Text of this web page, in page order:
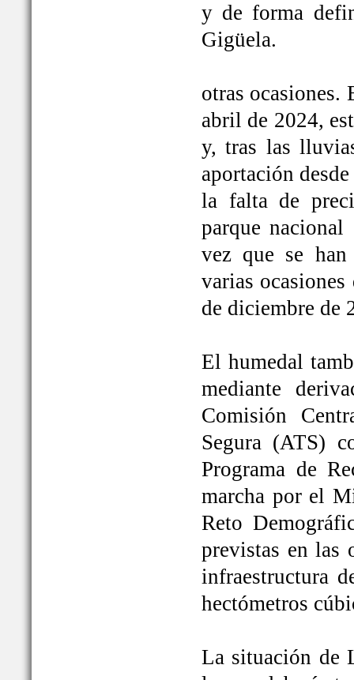
y de forma
Gigüela.
otras ocasiones.
abril de 2024,
y, tras las
aportación
la falta de
parque
vez que se
varias
de diciembre de
El humedal
mediante
Comisión
Segura (ATS)
Programa de
marcha por el
Reto
previstas en las
infraestructura
hectómetros
La situación de